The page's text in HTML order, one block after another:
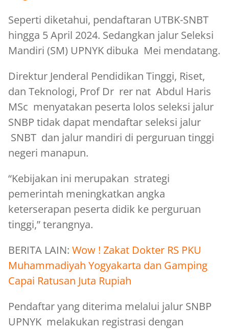
Seperti diketahui, pendaftaran UTBK-SNBT
hingga 5 April 2024. Sedangkan jalur Seleksi
Mandiri (SM) UPNYK dibuka Mei mendatang.
Direktur Jenderal Pendidikan Tinggi, Riset,
dan Teknologi, Prof Dr rer nat Abdul Haris
MSc menyatakan peserta lolos seleksi jalur
SNBP tidak dapat mendaftar seleksi jalur
SNBT dan jalur mandiri di perguruan tinggi
negeri manapun.
“Kebijakan ini merupakan strategi
pemerintah meningkatkan angka
keterserapan peserta didik ke perguruan
tinggi,” terangnya.
BERITA LAIN: Wow ! Zakat Dokter RS PKU
Muhammadiyah Yogyakarta dan Gamping
Capai Ratusan Juta Rupiah
Pendaftar yang diterima melalui jalur SNBP
UPNYK melakukan registrasi dengan